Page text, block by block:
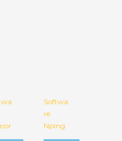
Softwa
re
Nping